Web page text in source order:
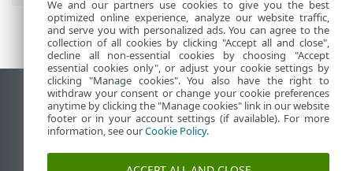
Desktop-Site anzeigen
End of Life
ESET Knowledgebase
ESET-Forum
We and our partners use cookies to give you the best
optimized online experience, analyze our website traffic,
and serve you with personalized ads. You can agree to the
collection of all cookies by clicking "Accept all and close",
decline all non-essential cookies by choosing "Accept
essential cookies only", or adjust your cookie settings by
clicking "Manage cookies". You also have the right to
withdraw your consent or change your cookie preferences
anytime by clicking the "Manage cookies" link in our website
footer or in your account settings (if available). For more
information, see ourCookie Policy.